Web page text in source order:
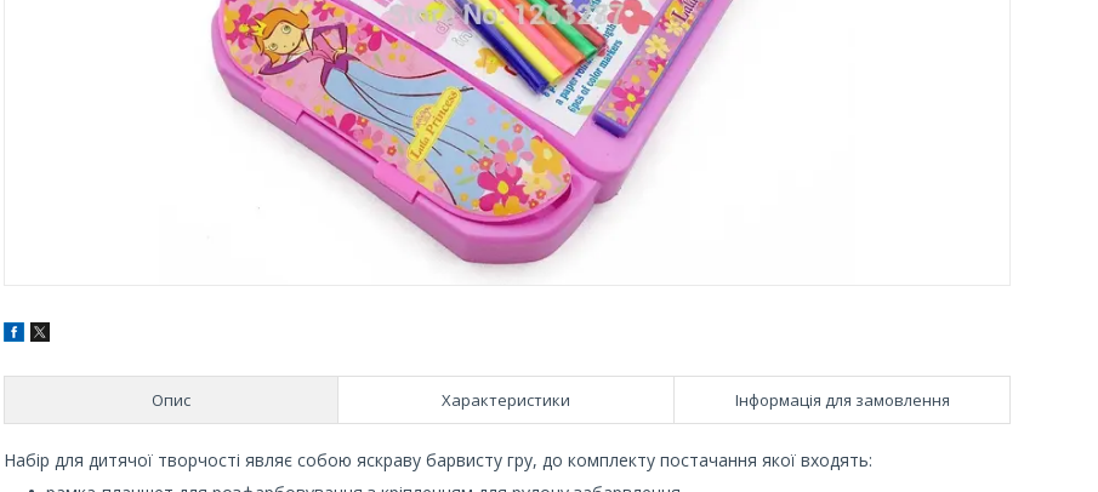
Опис Характеристики Інформація для замовлення
Набір для дитячої творчості являє собою яскраву барвисту гру, до комплекту постачання якої входять: